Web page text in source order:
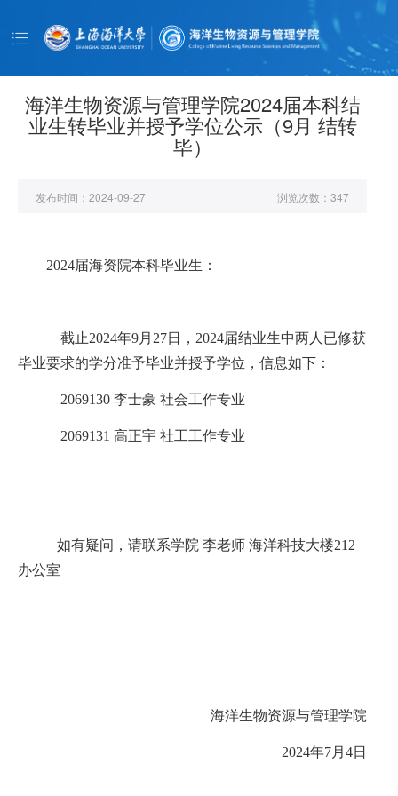
首页
党务党建
教育教学
学生工作
海洋生物资源与管理学院2024届本科结
业生转毕业并授予学位公示（9月 结转
毕）
发布时间： 2024-09-27 浏览次数： 347
2024届海资院本科毕业生：
截止2024年9月27日，2024届结业生中两人已修获
毕业要求的学分准予毕业并授予学位，信息如下：
2069130 李士豪 社会工作专业
2069131 高正宇 社工工作专业
如有疑问，请联系学院 李老师 海洋科技大楼212
办公室
海洋生物资源与管理学院
2024年7月4日